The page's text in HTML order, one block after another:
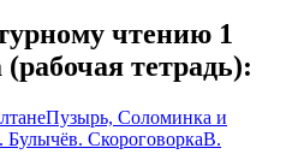
чтению 1
тетрадь):
Пузырь, Соломинка и
Булычёв. СкороговоркаВ.